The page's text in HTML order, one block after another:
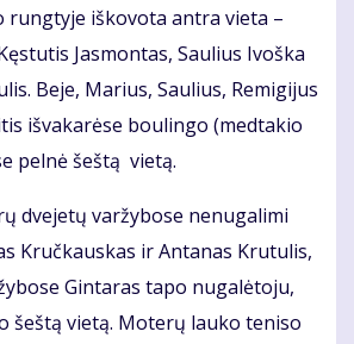
rung­ty­je iš­ko­vo­ta an­tra vie­ta –
Jas­mon­tas, Sau­lius Ivoš­ka
Be­je, Ma­rius, Sau­lius, Re­mi­gi­jus
iš­va­ka­rė­se bou­lin­go (med­ta­kio
pel­nė šeš­tą vie­tą.
dve­je­tų var­žy­bo­se ne­nu­ga­li­mi
Kruč­kaus­kas ir An­ta­nas Kru­tu­lis,
Gin­ta­ras ta­po nu­ga­lė­to­ju,
šeš­tą vie­tą. Mo­te­rų lau­ko te­ni­so